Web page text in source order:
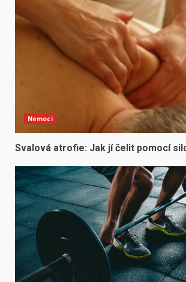
Nemoci
Svalová atrofie: Jak jí čelit pomocí